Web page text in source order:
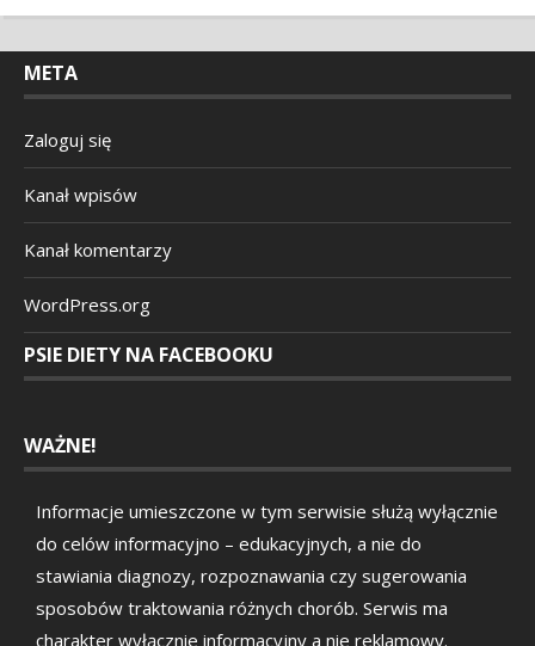
META
Zaloguj się
Kanał wpisów
Kanał komentarzy
WordPress.org
PSIE DIETY NA FACEBOOKU
WAŻNE!
Informacje umieszczone w tym serwisie służą wyłącznie
do celów informacyjno – edukacyjnych, a nie do
stawiania diagnozy, rozpoznawania czy sugerowania
sposobów traktowania różnych chorób. Serwis ma
charakter wyłącznie informacyjny a nie reklamowy.